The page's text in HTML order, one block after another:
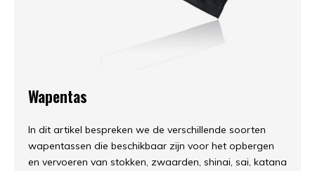
Wapentas
In dit artikel bespreken we de verschillende soorten
wapentassen die beschikbaar zijn voor het opbergen
en vervoeren van stokken, zwaarden, shinai, sai, katana